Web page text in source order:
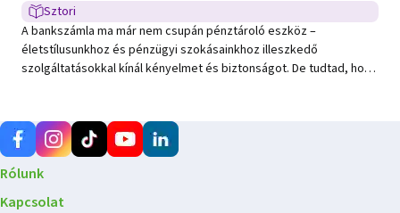
Sztori
Sztori típusú hír
A bankszámla ma már nem csupán pénztároló eszköz –
életstílusunkhoz és pénzügyi szokásainkhoz illeszkedő
szolgáltatásokkal kínál kényelmet és biztonságot. De tudtad, hogy
érdemes legalább évente egyszer ellenőrizni, hogy a számlád
még mindig a legjobb választás-e számodra. 2026‑tól ebben már a
saját bankod is segít: a díjkimutatásoddal együtt tájékoztatást
nyújt arról, ha az előző évi tranzakciós szokásaid alapján
kedvezőbb számlacsomag érhető el számodra.
Rólunk
Kapcsolat